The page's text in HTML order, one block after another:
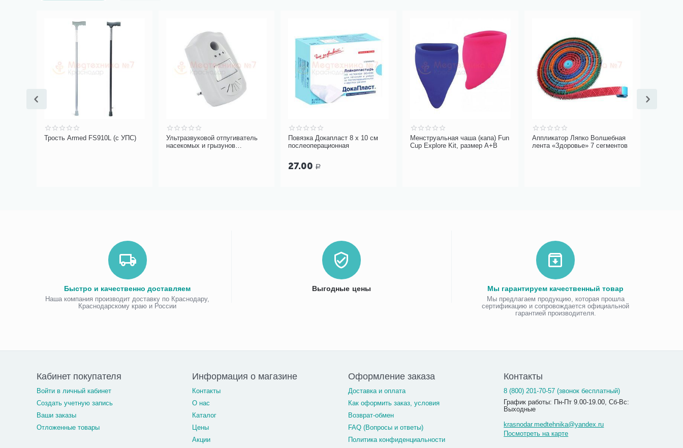
Трость Armed FS910L (с УПС)
Ультразвуковой отпугиватель
насекомых и грызунов
Повязка Докапласт 8 х 10 см
послеоперационная
27.00 Р
Менструальная чаша (капа) Fun
Cup Explore Kit, размер А+B
Аппликатор Ляпко Волшебная
лента «Здоровье» 7 сегментов
Быстро и качественно доставляем
Наша компания производит доставку по Краснодару,
Краснодарскому краю и России
Выгодные цены Мы гарантируем качественный товар
Мы предлагаем продукцию, которая прошла
сертификацию и сопровождается официальной
гарантией производителя.
Кабинет покупателя
Войти в личный кабинет
Создать учетную запись
Ваши заказы
Отложенные товары
Информация о магазине
Контакты
О нас
Каталог
Цены
Акции
Оформление заказа
Доставка и оплата
Как оформить заказ, условия
Возврат-обмен
FAQ (Вопросы и ответы)
Политика конфиденциальности
Контакты
8 (800) 201-70-57 (звонок бесплатный)
График работы: Пн-Пт 9.00-19.00, Сб-Вс:
Выходные
krasnodar.medtehnika@yandex.ru
Посмотреть на карте